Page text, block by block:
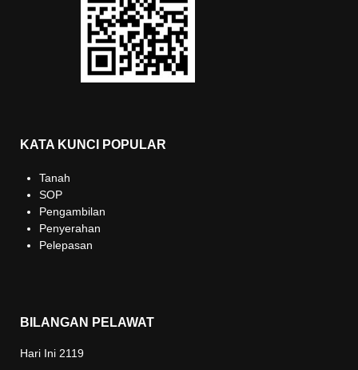
KATA KUNCI POPULAR
Tanah
SOP
Pengambilan
Penyerahan
Pelepasan
BILANGAN PELAWAT
Hari Ini 2119